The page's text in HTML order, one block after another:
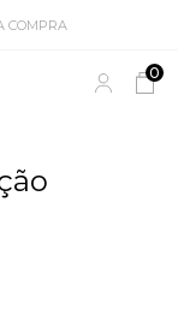
COMPRA
0